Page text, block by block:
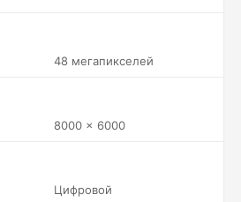
48 мегапикселей
8000 x 6000
Цифровой